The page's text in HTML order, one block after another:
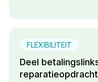
FLEXIBILITEIT
Deel